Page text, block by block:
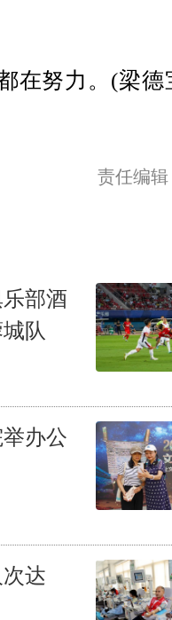
努力。(梁德
责任编
部酒
队
办公
达